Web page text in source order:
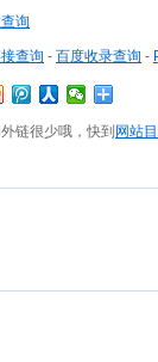
询
查询 - 百度收录查询 -
链很少哦，快到 网站